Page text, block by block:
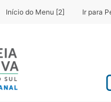
Início do Menu [2] Ir para